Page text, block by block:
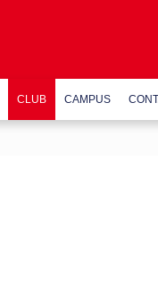
CLUB CAMPUS